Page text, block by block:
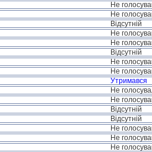
Не
Не
Відсутній
Не
Не
Відсутній
Не
Не
Утримався
Не
Не
Відсутній
Відсутній
Не
Не
Не